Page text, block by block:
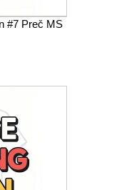
#7 Preč MS